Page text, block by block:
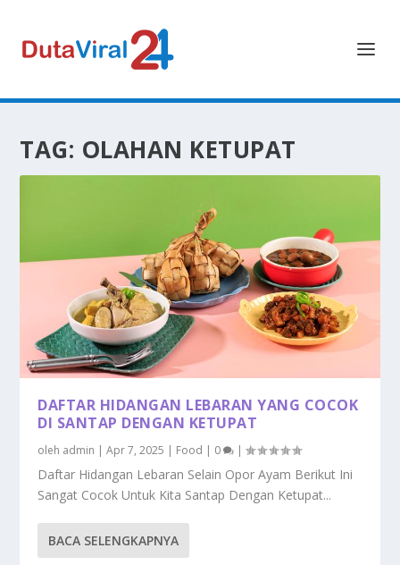
TAG: OLAHAN KETUPAT
DAFTAR HIDANGAN LEBARAN YANG COCOK
DI SANTAP DENGAN KETUPAT
oleh admin |Apr 7, 2025 | Food | 0 |
Daftar Hidangan Lebaran Selain Opor Ayam Berikut Ini
Sangat Cocok Untuk Kita Santap Dengan Ketupat...
BACA SELENGKAPNYA